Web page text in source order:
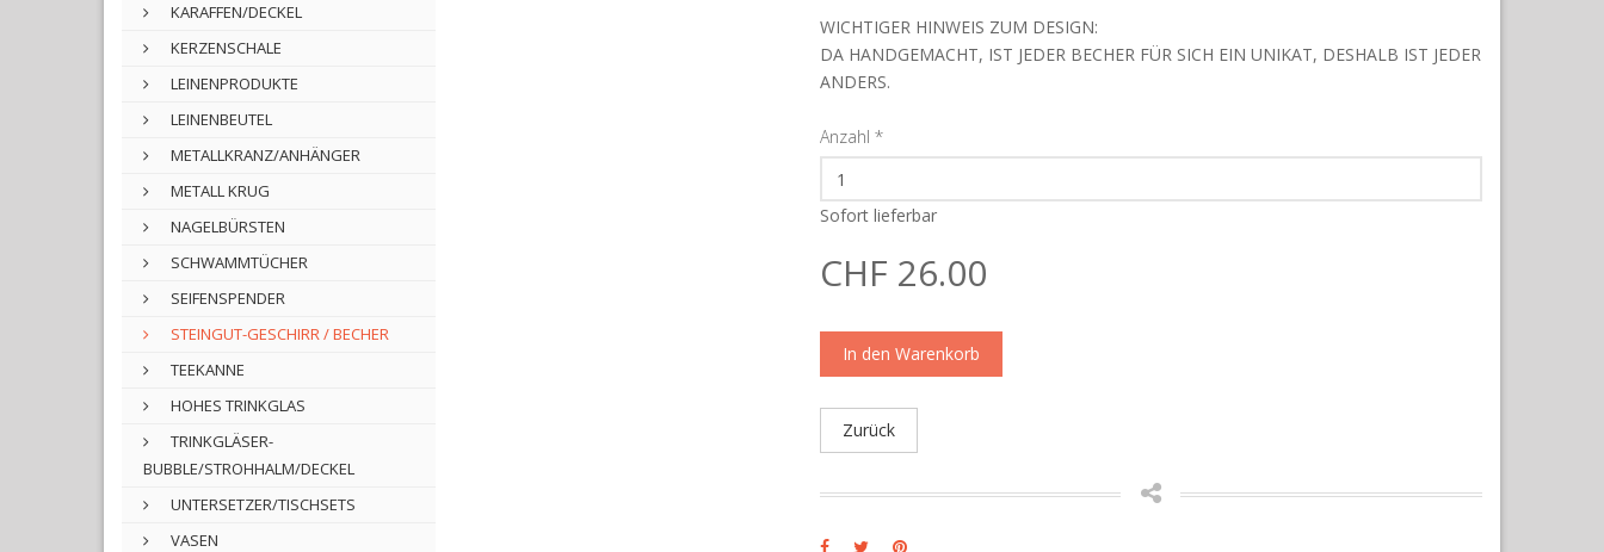
KARAFFEN/DECKEL
KERZENSCHALE
LEINENPRODUKTE
LEINENBEUTEL
METALLKRANZ/ANHÄNGER
METALL KRUG
NAGELBÜRSTEN
SCHWAMMTÜCHER
SEIFENSPENDER
STEINGUT-GESCHIRR / BECHER
TEEKANNE
HOHES TRINKGLAS
TRINKGLÄSER-
BUBBLE/STROHHALM/DECKEL
UNTERSETZER/TISCHSETS
VASEN
WICHTIGER HINWEIS ZUM DESIGN:
DA HANDGEMACHT, IST JEDER BECHER FÜR SICH EIN UNIKAT, DESHALB IST JEDER
ANDERS.
Anzahl *
Sofort lieferbar
CHF 26.00
In den Warenkorb
Zurück